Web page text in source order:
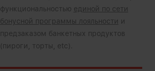
функциональностью единой по сети
бонусной программы лояльности и
предзаказом банкетных продуктов
(пироги, торты, etc).